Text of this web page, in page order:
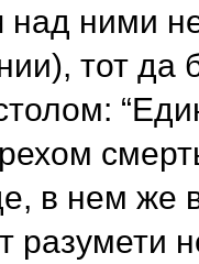
над ними
тот да
в нем же
разумети